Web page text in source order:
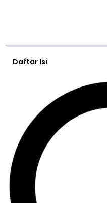
Daftar Isi